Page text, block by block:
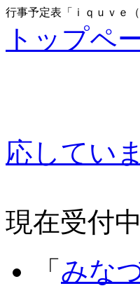
行事予定表「ｉｑｕｖｅ（
トップペ
応してい
現在受付
「 みな